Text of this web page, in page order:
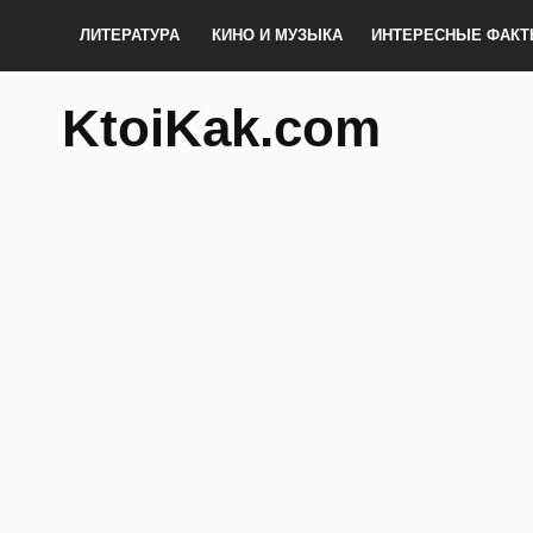
ЛИТЕРАТУРА КИНО И МУЗЫКА ИНТЕРЕСНЫЕ
KtoiKak.com